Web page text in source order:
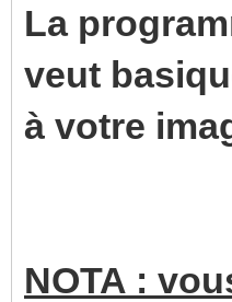
La
veut
à votre
NOTA :